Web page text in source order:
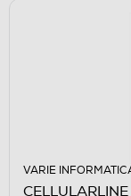
VARIE